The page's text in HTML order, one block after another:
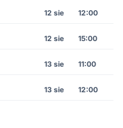
12 sie 12:00
12 sie 15:00
13 sie 11:00
13 sie 12:00